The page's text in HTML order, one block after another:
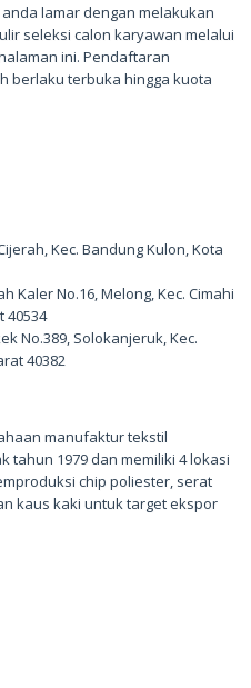
lamar dengan melakukan
seleksi calon karyawan melalui
ini. Pendaftaran
berlaku terbuka hingga kuota
Kec. Bandung Kulon, Kota
Kaler No.16, Melong, Kec. Cimahi
40534
No.389, Solokanjeruk, Kec.
40382
manufaktur tekstil
tahun 1979 dan memiliki 4 lokasi
chip poliester, serat
kaus kaki untuk target ekspor